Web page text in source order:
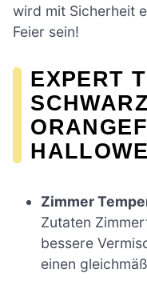
wird mit Sicherheit
Feier sein!
EXPERT
SCHWARZ
Zimmer
Zutaten
bessere
einen